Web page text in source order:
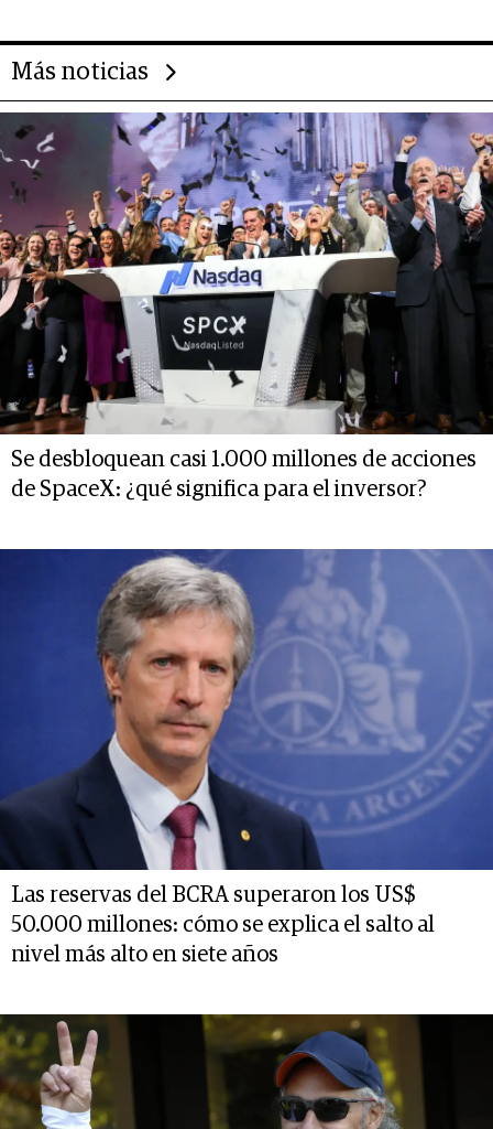
Más noticias
Se desbloquean casi 1.000 millones de acciones
de SpaceX: ¿qué significa para el inversor?
Las reservas del BCRA superaron los US$
50.000 millones: cómo se explica el salto al
nivel más alto en siete años